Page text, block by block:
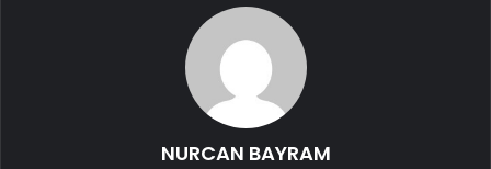
NURCAN BAYRAM